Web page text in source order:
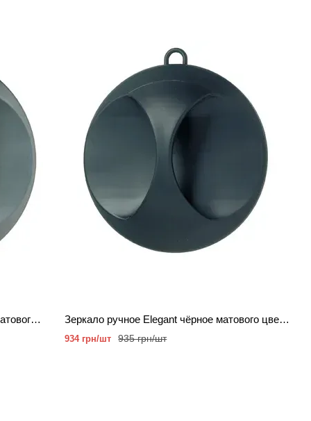
Зеркало ручное Elegant серебристо-матового цвета 25 см. Зеркало ручное Elegant чёрное матового цвета 25 см.
935 грн/шт
934 грн/шт